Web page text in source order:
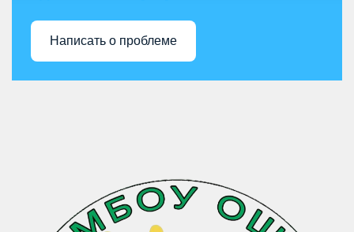
Написать о проблеме